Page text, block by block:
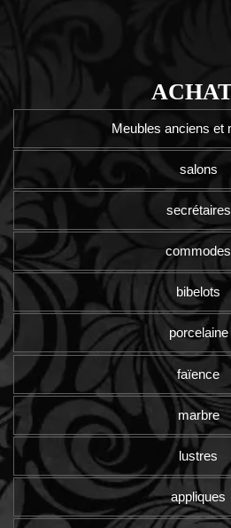
Meubles anciens et
salons
secrétaires
commodes
bibelots
porcelaine
faïence
marbre
lustres
appliques